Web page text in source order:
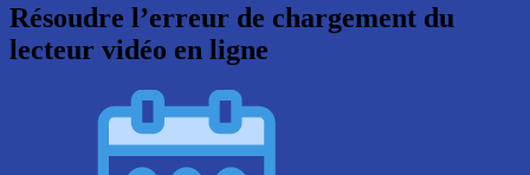
Résoudre l’erreur de chargement du
lecteur vidéo en ligne